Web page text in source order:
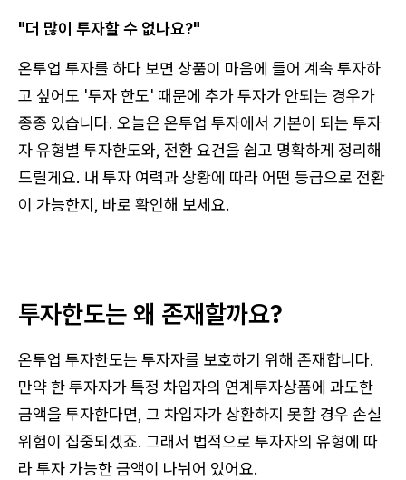
"더 많이 투자할 수 없나요?"
온투업 투자를 하다 보면 상품이 마음에 들어 계속 투자하
고 싶어도 '투자 한도' 때문에 추가 투자가 안되는 경우가
종종 있습니다. 오늘은 온투업 투자에서 기본이 되는 투자
자 유형별 투자한도와, 전환 요건을 쉽고 명확하게 정리해
드릴게요. 내 투자 여력과 상황에 따라 어떤 등급으로 전환
이 가능한지, 바로 확인해 보세요.
투자한도는 왜 존재할까요?
온투업 투자한도는 투자자를 보호하기 위해 존재합니다.
만약 한 투자자가 특정 차입자의 연계투자상품에 과도한
금액을 투자한다면, 그 차입자가 상환하지 못할 경우 손실
위험이 집중되겠죠. 그래서 법적으로 투자자의 유형에 따
라 투자 가능한 금액이 나뉘어 있어요.